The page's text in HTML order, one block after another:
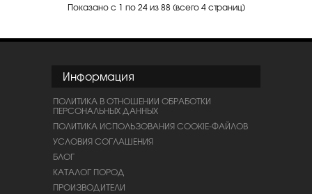
Показано с 1 по 24 из 88 (всего 4 страниц)
Информация
ПОЛИТИКА В ОТНОШЕНИИ ОБРАБОТКИ
ПЕРСОНАЛЬНЫХ ДАННЫХ
ПОЛИТИКА ИСПОЛЬЗОВАНИЯ COOKIE-ФАЙЛОВ
УСЛОВИЯ СОГЛАШЕНИЯ
БЛОГ
КАТАЛОГ ПОРОД
ПРОИЗВОДИТЕЛИ